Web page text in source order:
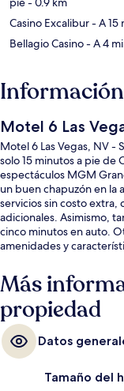
Casino Excalibur- A 15
Bellagio Casino- A 4
Motel 6 Las
Motel 6 Las Vegas, NV -
solo 15 minutos a pie de
espectáculos MGM
un buen chapuzón en la
servicios sin costo
adicionales. Asimismo,
cinco minutos en auto.
amenidades y
Estación de monorraíl
Más
propiedad
Datos
Tamaño del